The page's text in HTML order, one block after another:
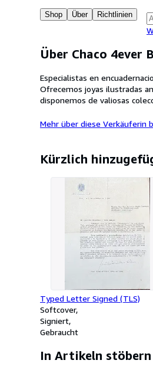
Shop Über Richtlinien
Über Chaco 4ever
Especialistas en
Ofrecemos joyas ilustradas
disponemos de valiosas
and precious books from the
Mehr über diese Verkäuferin
Kürzlich
Typed Letter Signed (TLS)
Softcover
Signiert
Gebraucht
In Artikeln stöbern